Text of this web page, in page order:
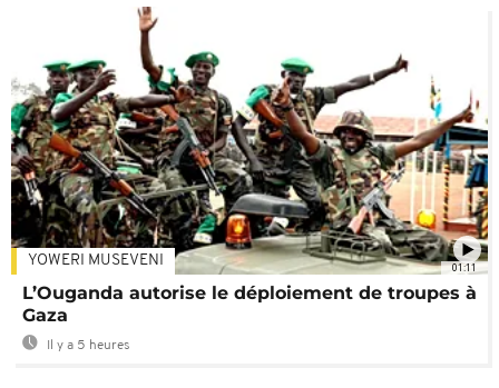
01:11
YOWERI MUSEVENI
L’Ouganda autorise le déploiement de troupes à
Gaza
Il y a 5 heures